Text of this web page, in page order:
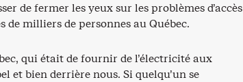
de fermer les yeux sur les problèmes d’accès
de milliers de personnes au Québec.
qui était de fournir de l’électricité aux
et bien derrière nous. Si quelqu’un se